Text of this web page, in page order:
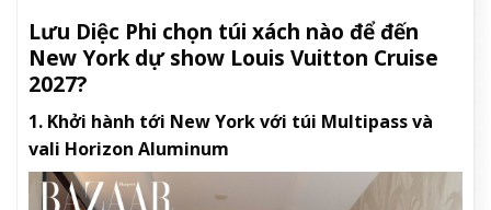
Lưu Diệc Phi chọn túi xách nào để đến
New York dự show Louis Vuitton Cruise
2027?
1. Khởi hành tới New York với túi Multipass và
vali Horizon Aluminum